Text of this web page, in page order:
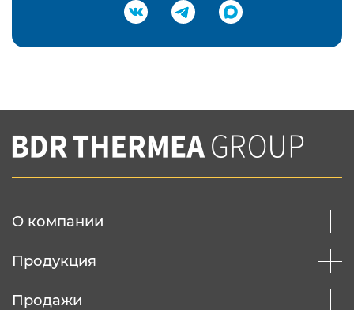
Подтвердить e-mail
Вы соглашаетесь с нашей политикой
конфеденциальности
О компании
Продукция
Продажи